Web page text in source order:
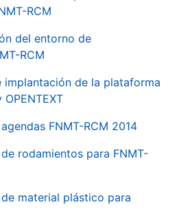
RCM
del entorno de
RCM
implantación de la plataforma
FNMT-RCM 2014
rodamientos para FNMT-
material plástico para